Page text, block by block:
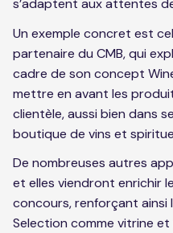
s’adaptent aux attentes
Un exemple concret est
partenaire du CMB, qui
cadre de son concept
mettre en avant les
clientèle, aussi bien dans
boutique de vins et
De nombreuses autres
et elles viendront enrichir
concours, renforçant ainsi
Selection comme vitrine